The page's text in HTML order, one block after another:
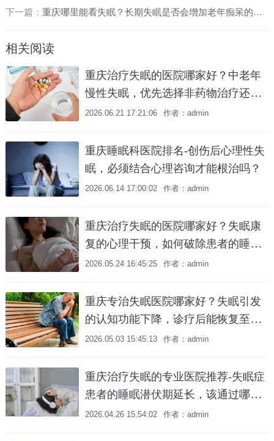
下一篇：重庆哪里能看失眠？长期失眠是否会增加老年痴呆的发病风险？
相关阅读
重庆治疗失眠的医院哪家好？中老年
慢性失眠，优先选择非药物治疗还是
药物治疗？
2026.06.21 17:21:06 作者：admin
重庆睡眠科医院排名-创伤后心理性失
眠，必须结合心理咨询才能根治吗？
2026.06.14 17:00:02 作者：admin
重庆治疗失眠的医院哪家好？失眠康
复的心理干预，如何破除患者的睡前
焦虑循环？
2026.05.24 16:45:25 作者：admin
重庆专治失眠医院哪家好？失眠引发
的认知功能下降，诊疗后能恢复至正
常水平吗？
2026.05.03 15:45:13 作者：admin
重庆治疗失眠的专业医院推荐-失眠症
患者的睡眠潜伏期延长，该通过哪些
方法缩短？
2026.04.26 15:54:02 作者：admin